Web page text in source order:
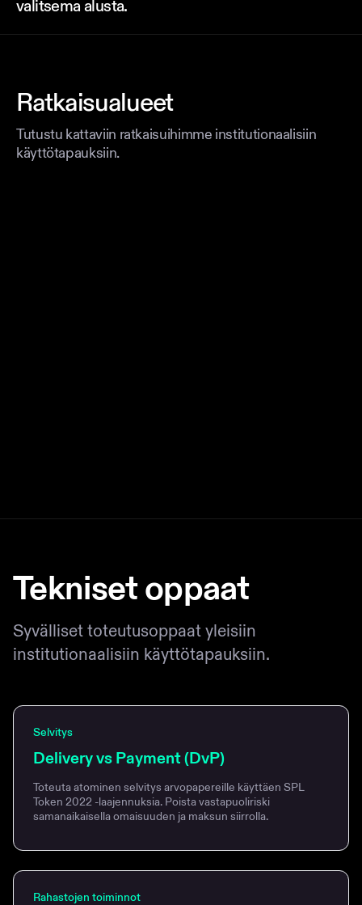
valitsema alusta.
Ratkaisualueet
Tutustu kattaviin ratkaisuihimme institutionaalisiin
käyttötapauksiin.
Tekniset oppaat
Syvälliset toteutusoppaat yleisiin
institutionaalisiin käyttötapauksiin.
Selvitys
Delivery vs Payment (DvP)
Toteuta atominen selvitys arvopapereille käyttäen SPL
Token 2022 -laajennuksia. Poista vastapuoliriski
samanaikaisella omaisuuden ja maksun siirrolla.
Rahastojen toiminnot